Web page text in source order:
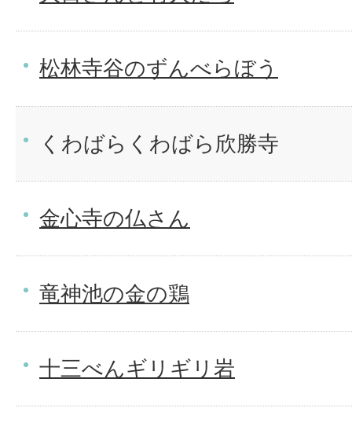
松林寺谷のずんべらぼう
くわばらくわばら欣勝寺
金心寺の仏さん
竜神池の金の鶏
十三べんギリギリ岩